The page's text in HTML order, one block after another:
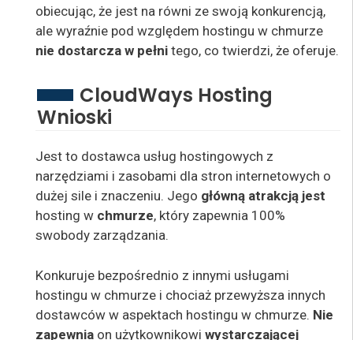
obiecując, że jest na równi ze swoją konkurencją,
ale wyraźnie pod względem hostingu w chmurze
nie dostarcza w pełni tego, co twierdzi, że oferuje.
CloudWays Hosting
Wnioski
Jest to dostawca usług hostingowych z
narzędziami i zasobami dla stron internetowych o
dużej sile i znaczeniu. Jego główną atrakcją jest
hosting w chmurze, który zapewnia 100%
swobody zarządzania.
Konkuruje bezpośrednio z innymi usługami
hostingu w chmurze i chociaż przewyższa innych
dostawców w aspektach hostingu w chmurze. Nie
zapewnia on użytkownikowi wystarczającej